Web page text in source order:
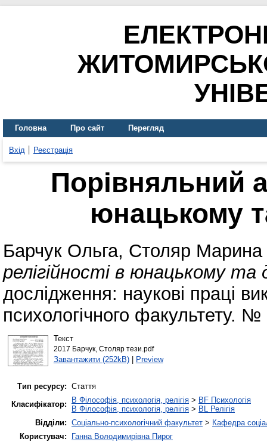
Головна Про сайт Перегляд
Вхід Реєстрація
Порівняльний
юнацькому
Барчук Ольга, Столяр Марина
релігійності в юнацькому та
дослідження: наукові праці
психологічного факультету.
Текст
2017 Барчук, Столяр тези.pdf
Завантажити (252kB)| Preview
Тип ресурсу: Стаття
Класифікатор:
B Філософія, психологія, релігія > BF Психологія
B Філософія, психологія, релігія > BL Релігія
Відділи: Соціально-психологічний факультет > Кафедра
Користувач:
Ганна Володимирівна Пирог